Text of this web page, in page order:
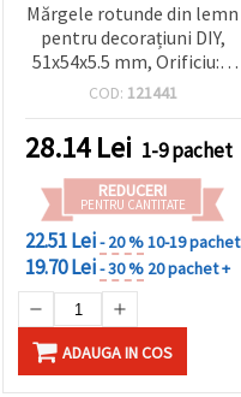
Mărgele rotunde din lemn
pentru decorațiuni DIY,
51x54x5.5 mm, Orificiu: 3
mm, Culoare: lemn
COD: 121441
28.14Lei 1-9 pachet
REDUCERI
PENTRU CANTITATE
22.51 Lei- 20 %10-19 pachet
19.70 Lei- 30 % 20 pachet +
ADAUGA IN COS